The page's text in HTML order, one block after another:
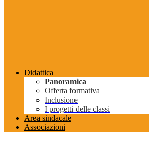
Didattica
Panoramica
Offerta formativa
Inclusione
I progetti delle classi
Area sindacale
Associazioni